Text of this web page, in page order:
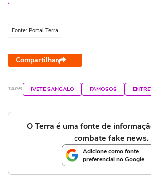
Fonte: Portal Terra
Compartilhar
TAGS IVETE SANGALO FAMOSOS
O Terra é uma fonte de
combate fake news.
Adicione como fonte
preferencial no Google